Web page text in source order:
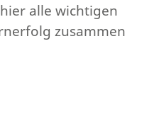
alle wichtigen
zusammen